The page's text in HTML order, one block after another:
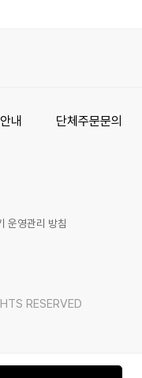
내 단체주문문의
운영관리 방침
RESERVED